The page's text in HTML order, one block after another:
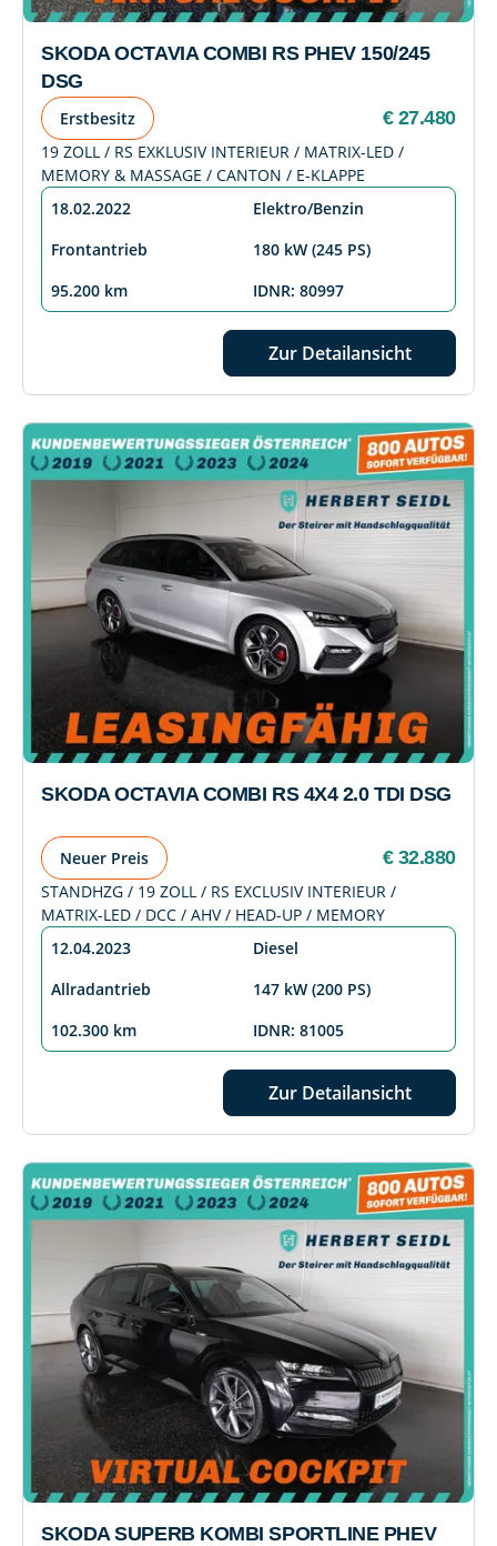
SKODA OCTAVIA COMBI RS PHEV 150/245
DSG
Erstbesitz € 27.480
19 ZOLL / RS EXKLUSIV INTERIEUR / MATRIX-LED /
MEMORY & MASSAGE / CANTON / E-KLAPPE
18.02.2022
Elektro/Benzin
Frontantrieb
180 kW (245 PS)
95.200 km
IDNR: 80997
Zur Detailansicht
SKODA OCTAVIA COMBI RS 4X4 2.0 TDI DSG
Neuer Preis € 32.880
STANDHZG / 19 ZOLL / RS EXCLUSIV INTERIEUR /
MATRIX-LED / DCC / AHV / HEAD-UP / MEMORY
12.04.2023
Diesel
Allradantrieb
147 kW (200 PS)
102.300 km
IDNR: 81005
Zur Detailansicht
SKODA SUPERB KOMBI SPORTLINE PHEV